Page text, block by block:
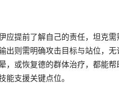
应提前了解自己的责任，坦克
出则需明确攻击目标与站位，
，或恢复德的群体治疗，都能
能支援关键点位。